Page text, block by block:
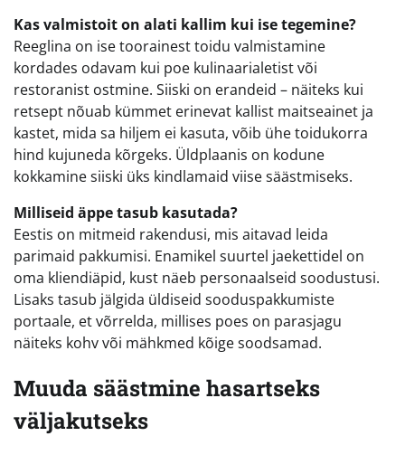
Kas valmistoit on alati kallim kui ise tegemine?
Reeglina on ise toorainest toidu valmistamine
kordades odavam kui poe kulinaarialetist või
restoranist ostmine. Siiski on erandeid – näiteks kui
retsept nõuab kümmet erinevat kallist maitseainet ja
kastet, mida sa hiljem ei kasuta, võib ühe toidukorra
hind kujuneda kõrgeks. Üldplaanis on kodune
kokkamine siiski üks kindlamaid viise säästmiseks.
Milliseid äppe tasub kasutada?
Eestis on mitmeid rakendusi, mis aitavad leida
parimaid pakkumisi. Enamikel suurtel jaekettidel on
oma kliendiäpid, kust näeb personaalseid soodustusi.
Lisaks tasub jälgida üldiseid sooduspakkumiste
portaale, et võrrelda, millises poes on parasjagu
näiteks kohv või mähkmed kõige soodsamad.
Muuda säästmine hasartseks
väljakutseks